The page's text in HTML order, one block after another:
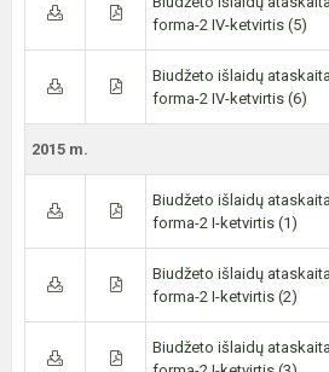
forma-2 IV-ketvirtis (5)
Biudžeto išlaidų ataskaita
forma-2 IV-ketvirtis (6)
2015 m.
Biudžeto išlaidų ataskaita
forma-2 I-ketvirtis (1)
Biudžeto išlaidų ataskaita
forma-2 I-ketvirtis (2)
Biudžeto išlaidų ataskaita